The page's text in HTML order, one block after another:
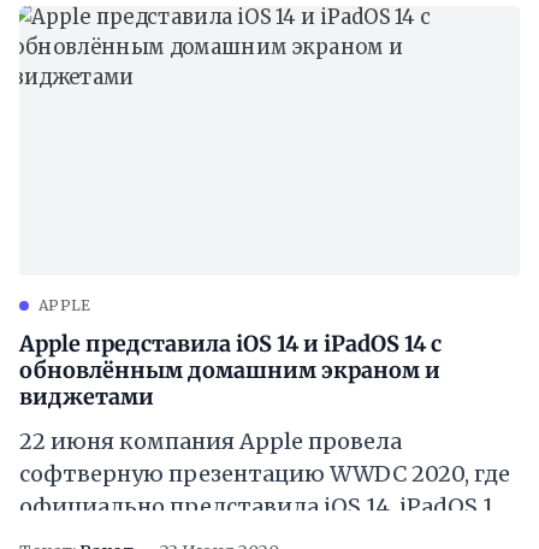
любознательные из вас уже хотят
посмотреть
APPLE
Apple представила iOS 14 и iPadOS 14 с
обновлённым домашним экраном и
виджетами
22 июня компания Apple провела
софтверную презентацию WWDC 2020, где
официально представила iOS 14, iPadOS 14
и многое другое. Ниже мы пройдёмся по